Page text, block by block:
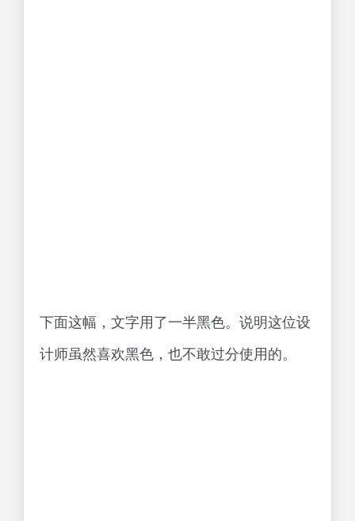
下面这幅，文字用了一半黑色。说明这位设
计师虽然喜欢黑色，也不敢过分使用的。